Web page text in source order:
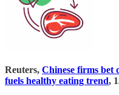
Reuters, Chinese firms bet
fuels healthy eating trend,